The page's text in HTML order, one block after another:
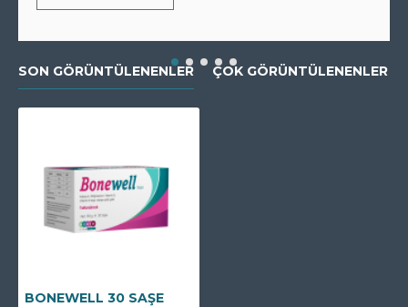
SON GÖRÜNTÜLENENLER ÇOK GÖRÜNTÜLENENLER
BONEWELL 30 SAŞE